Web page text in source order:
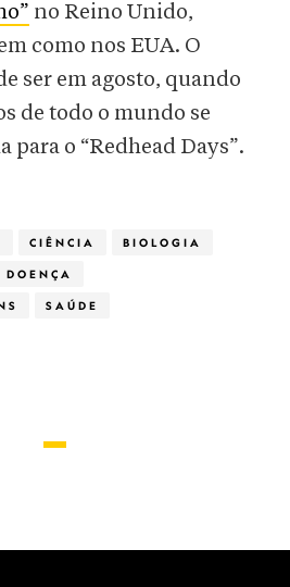
no Reino Unido,
como nos EUA. O
ser em agosto, quando
de todo o mundo se
para o “Redhead Days”.
CIÊNCIA BIOLOGIA
DOENÇA
SAÚDE